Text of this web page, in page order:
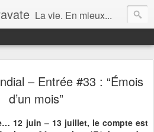
La vie. En mieux...
– Entrée #33 : “Émois
d’un mois”
12 juin – 13 juillet, le compte est